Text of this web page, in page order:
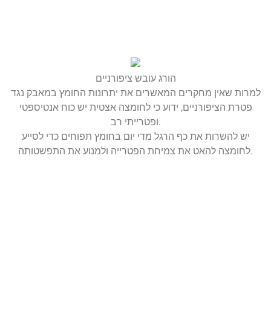
הורג עובש ציפורניים
למרות שאין מחקרים המאשרים את יתרונות החומץ במאבק נגד
פטרת הציפורניים, ידוע כי לחומצה אצטית יש כוח אנטיספטי
ופטרייתי רב.
יש להשרות את כף הרגל מדי יום בחומץ תפוחים כדי לסייע
לחומצה להאט את צמיחת הפטרייה ולמנוע את התפשטותה.